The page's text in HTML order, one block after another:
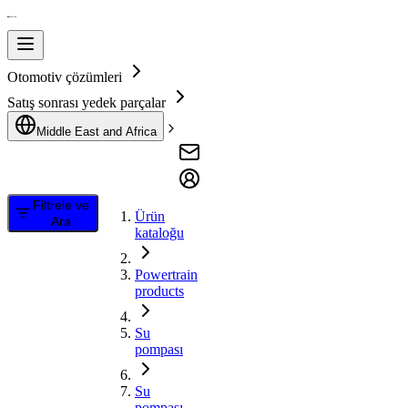
Otomotiv çözümleri
Satış sonrası yedek parçalar
Middle East and Africa
Filtrele ve
Ara
Ürün
kataloğu
Powertrain
products
Su
pompası
Su